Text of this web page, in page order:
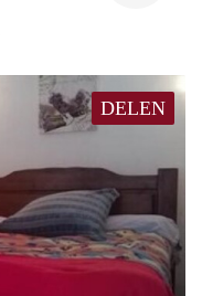
DELEN